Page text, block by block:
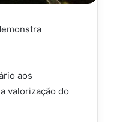
aos
valorização do